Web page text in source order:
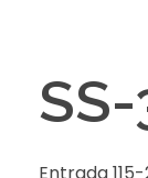
Entrada